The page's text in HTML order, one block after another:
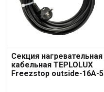
Секция нагревательная
кабельная TEPLOLUX
Freezstop outside-16A-5